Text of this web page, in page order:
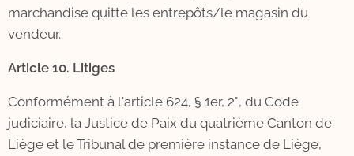
marchandise quitte les entrepôts/le magasin du
vendeur.
Article 10. Litiges
Conformément à l'article 624, § 1er, 2°, du Code
judiciaire, la Justice de Paix du quatrième Canton de
Liège et le Tribunal de première instance de Liège,